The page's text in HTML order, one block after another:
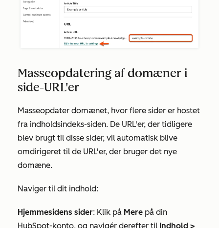
Masseopdatering af domæner i
side-URL'er
Masseopdater domænet, hvor flere sider er hostet
fra indholdsindeks-siden. De URL'er, der tidligere
blev brugt til disse sider, vil automatisk blive
omdirigeret til de URL'er, der bruger det nye
domæne.
Naviger til dit indhold:
Hjemmesidens sider: Klik på Mere på din
HubSpot-konto, og navigér derefter til Indhold >